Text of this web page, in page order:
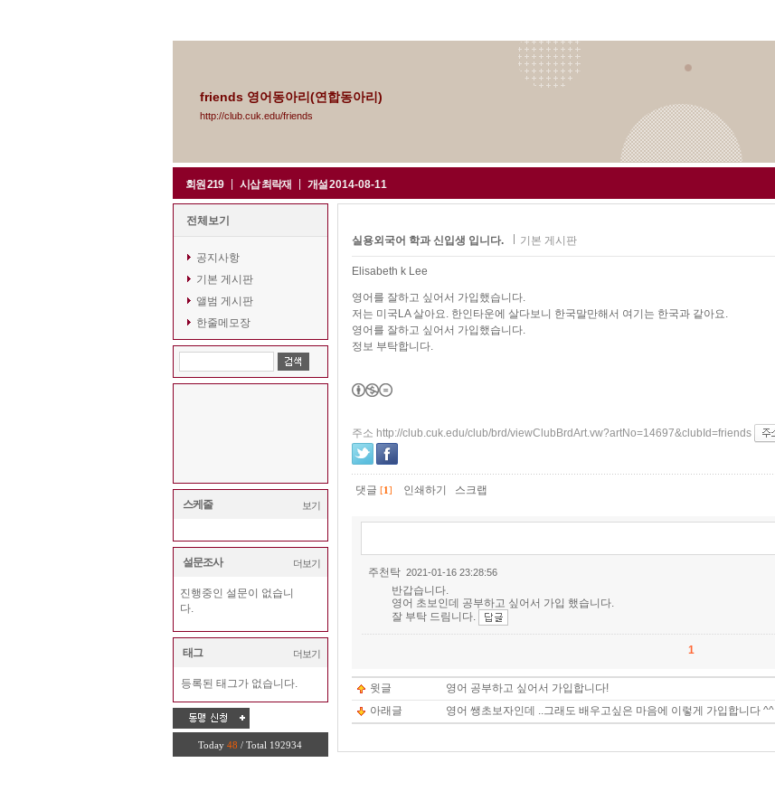
friends 영어동아리(연합동아리)
http://club.cuk.edu/friends
회원219 시삽최락재 개설2014-08-11
전체보기
공지사항
기본 게시판
앨범 게시판
한줄메모장
스케줄 보기
설문조사 더보기
진행중인 설문이 없습니
다.
태그 더보기
등록된 태그가 없습니다.
Today 48 / Total 192934
실용외국어 학과 신입생 입니다. 기본 게시판
Elisabeth k Lee
영어를 잘하고 싶어서 가입했습니다.
저는 미국LA 살아요. 한인타운에 살다보니 한국말만해서 여기는 한국과 같아요.
영어를 잘하고 싶어서 가입했습니다.
정보 부탁합니다.
주소 http://club.cuk.edu/club/brd/viewClubBrdArt.vw?artNo=14697&clubId=friends
댓글 [1] 인쇄하기 스크랩
주천탁 2021-01-16 23:28:56
반갑습니다.
영어 초보인데 공부하고 싶어서 가입 했습니다.
잘 부탁 드림니다.
1
윗글 영어 공부하고 싶어서 가입합니다!
아래글 영어 쌩초보자인데 ..그래도 배우고싶은 마음에 이렇게 가입합니다 ^^